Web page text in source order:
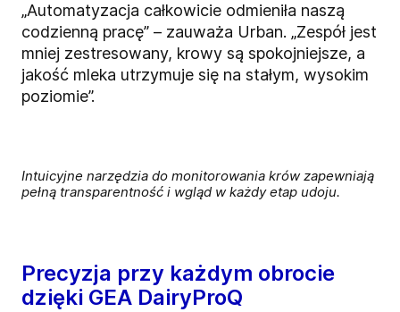
„Automatyzacja całkowicie odmieniła naszą
codzienną pracę” – zauważa Urban. „Zespół jest
mniej zestresowany, krowy są spokojniejsze, a
jakość mleka utrzymuje się na stałym, wysokim
poziomie”.
Intuicyjne narzędzia do monitorowania krów zapewniają
pełną transparentność i wgląd w każdy etap udoju.
Precyzja przy każdym obrocie
dzięki GEA DairyProQ